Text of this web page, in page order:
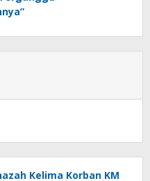
Kelima Korban KM